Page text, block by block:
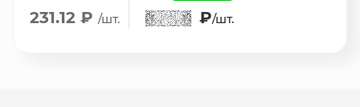
231.12 ₽ /шт. ₽/шт.